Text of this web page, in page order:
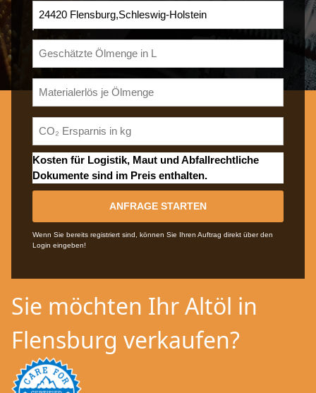
Kosten für Logistik, Maut und Abfallrechtliche
Dokumente sind im Preis enthalten.
ANFRAGE STARTEN
Wenn Sie bereits registriert sind, können Sie Ihren Auftrag direkt über den
Login eingeben!
Sie möchten Ihr Altöl in
Flensburg verkaufen?